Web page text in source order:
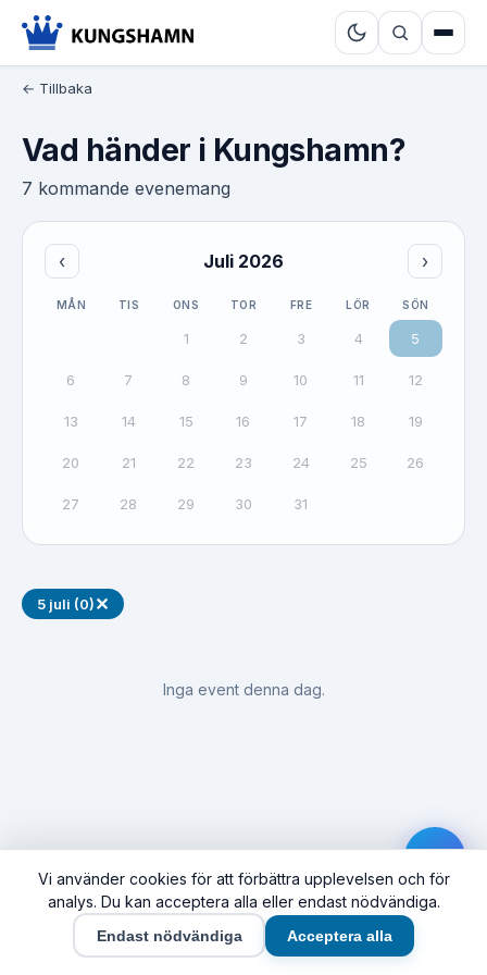
← Tillbaka
Vad händer i Kungshamn?
7 kommande evenemang
‹ Juli 2026 ›
MÅN TIS ONS TOR FRE LÖR SÖN
1 2 3 4 5
6 7 8 9 10 11 12
13 14 15 16 17 18 19
20 21 22 23 24 25 26
27 28 29 30 31
5 juli (0)✕
Inga event denna dag.
Vi använder cookies för att förbättra upplevelsen och för
analys. Du kan acceptera alla eller endast nödvändiga.
Endast nödvändiga Acceptera alla
Hem Synas här Företag